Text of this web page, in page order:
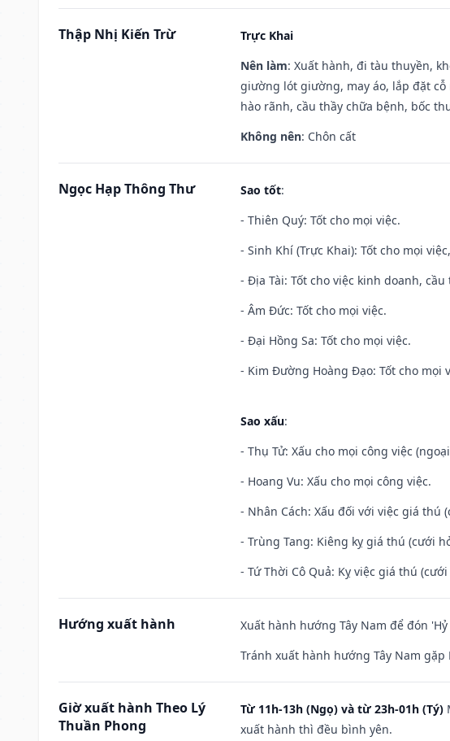
Thập Nhị Kiến Trừ
Trực Khai
Nên làm: Xuất hành, đi tàu thuyền,
giường lót giường, may áo, lắp đặt cỗ
hào rãnh, cầu thầy chữa bệnh, bốc
Không nên: Chôn cất
Ngọc Hạp Thông Thư Sao tốt:
- Thiên Quý: Tốt cho mọi việc.
- Sinh Khí (Trực Khai): Tốt cho mọi
- Địa Tài: Tốt cho việc kinh doanh,
- Âm Đức: Tốt cho mọi việc.
- Đại Hồng Sa: Tốt cho mọi việc.
- Kim Đường Hoàng Đạo: Tốt cho mọi
Sao xấu:
- Thụ Tử: Xấu cho mọi công việc
- Hoang Vu: Xấu cho mọi công việc.
- Nhân Cách: Xấu đối với việc giá thú
- Trùng Tang: Kiêng kỵ giá thú (cưới
- Tứ Thời Cô Quả: Kỵ việc giá thú (cưới
Hướng xuất hành
Xuất hành hướng Tây Nam để đón
Tránh xuất hành hướng Tây Nam gặp
Giờ xuất hành Theo Lý
Thuần Phong
Từ 11h-13h (Ngọ) và từ 23h-01h (Tý)
xuất hành thì đều bình yên.